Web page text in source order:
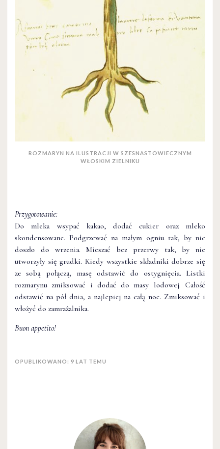
ROZMARYN NA ILUSTRACJI W SZESNASTOWIECZNYM
WŁOSKIM ZIELNIKU
Przygotowanie:
Do mleka wsypać kakao, dodać cukier oraz mleko
skondensowane. Podgrzewać na małym ogniu tak, by nie
doszło do wrzenia. Mieszać bez przerwy tak, by nie
utworzyły się grudki. Kiedy wszystkie składniki dobrze się
ze sobą połączą, masę odstawić do ostygnięcia. Listki
rozmarynu zmiksować i dodać do masy lodowej. Całość
odstawić na pół dnia, a najlepiej na całą noc. Zmiksować i
włożyć do zamrażalnika.
Buon appetito!
OPUBLIKOWANO: 9 LAT TEMU